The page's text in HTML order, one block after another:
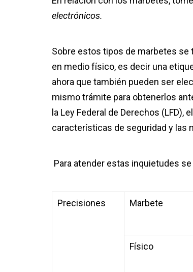
electrónicos.
Sobre estos tipos de marbetes
en medio físico, es decir una
ahora que también pueden ser
mismo trámite para obtenerlos
la Ley Federal de Derechos
características de seguridad y las
Para atender estas inquietudes
Precisiones Marbete
Físico